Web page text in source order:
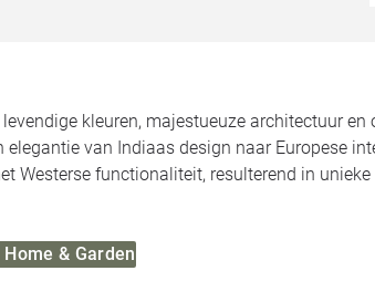
kleuren, majestueuze architectuur
elegantie van Indiaas design naar Europese
Westerse functionaliteit, resulterend in
& Garden